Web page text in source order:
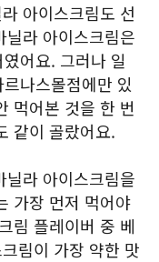
아이스크림도 선
라 아이스크림은
어요. 그러나 일
나스몰점에만 있
먹어본 것을 한 번
같이 골랐어요.
라 아이스크림을
가장 먼저 먹어야
림 플레이버 중 베
림이 가장 약한 맛